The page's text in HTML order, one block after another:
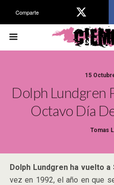
15
Dolph Lundgren
Octavo Día
Tomas
Dolph Lundgren ha vuelto a
vez en 1992, el año en que
Comparte